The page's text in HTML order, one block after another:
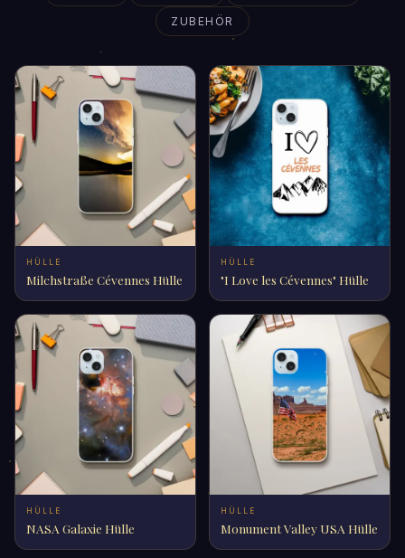
ZUBEHÖR
HÜLLE
Milchstraße Cévennes Hülle
HÜLLE
"I Love les Cévennes" Hülle
HÜLLE
NASA Galaxie Hülle
HÜLLE
Monument Valley USA Hülle